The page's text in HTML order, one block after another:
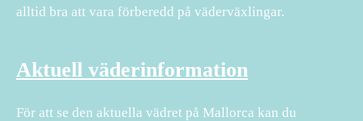
alltid bra att vara förberedd på väderväxlingar.
Aktuell väderinformation
För att se den aktuella vädret på Mallorca kan du